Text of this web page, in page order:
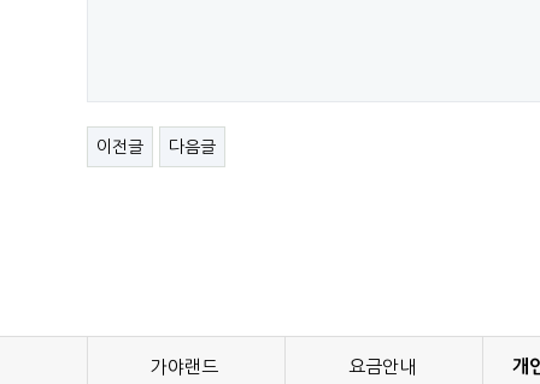
이전글 다음글
가야랜드 요금안내 개